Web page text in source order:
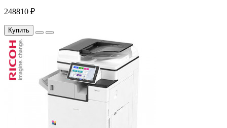
248810 ₽
Купить